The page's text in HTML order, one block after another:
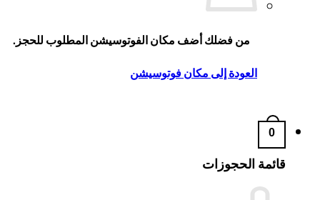
من فضلك أضف مكان الفوتوسيشن المطلوب للحجز.
العودة إلى مكان فوتوسيشن
0
قائمة الحجوزات